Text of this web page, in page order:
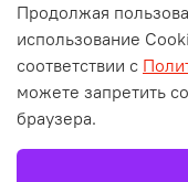
Мы в соц. сетях
Продолжая
использование
соответствии с
можете запретить
браузера.